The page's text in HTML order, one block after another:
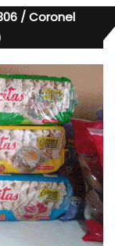
/ Coronel